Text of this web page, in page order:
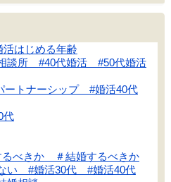
はじめる年齢
談所 #40代婚活 #50代婚活
トナーシップ #婚活40代
代
るべきか ＃結婚するべきか
い #婚活30代 #婚活40代